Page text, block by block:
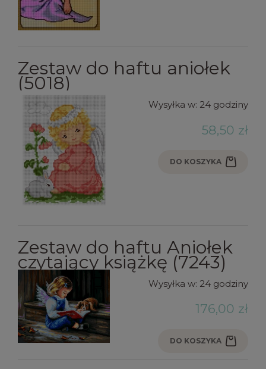
Zestaw do haftu aniołek
(5018)
Wysyłka w: 24 godziny
58,50 zł
DO KOSZYKA
Zestaw do haftu Aniołek
czytający książkę (7243)
Wysyłka w: 24 godziny
176,00 zł
DO KOSZYKA